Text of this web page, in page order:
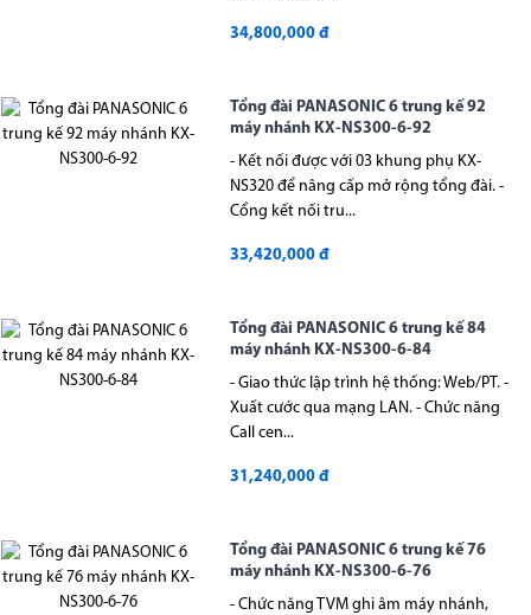
34,800,000 đ
Tổng đài PANASONIC 6 trung kế 92
máy nhánh KX-NS300-6-92
- Kết nối được với 03 khung phụ KX-
NS320 để nâng cấp mở rộng tổng đài. -
Cổng kết nối tru...
33,420,000 đ
Tổng đài PANASONIC 6 trung kế 84
máy nhánh KX-NS300-6-84
- Giao thức lập trình hệ thống: Web/PT. -
Xuất cước qua mạng LAN. - Chức năng
Call cen...
31,240,000 đ
Tổng đài PANASONIC 6 trung kế 76
máy nhánh KX-NS300-6-76
- Chức năng TVM ghi âm máy nhánh,